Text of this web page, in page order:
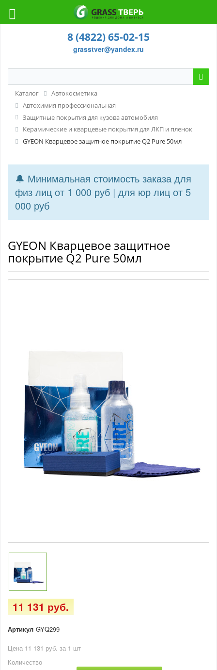
8 (4822) 65-02-15
grasstver@yandex.ru
Каталог
Автокосметика
Автохимия профессиональная
Защитные покрытия для кузова автомобиля
Керамические и кварцевые покрытия для ЛКП и пленок
GYEON Кварцевое защитное покрытие Q2 Pure 50мл
🔔 Минимальная стоимость заказа для
физ лиц от 1 000 руб | для юр лиц от 5
000 руб
GYEON Кварцевое защитное
покрытие Q2 Pure 50мл
11 131 руб.
Артикул GYQ299
Цена 11 131 руб. за 1 шт
Количество